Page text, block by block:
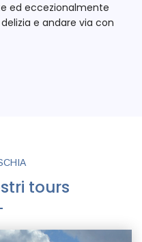
ed eccezionalmente
e andare via con
tours